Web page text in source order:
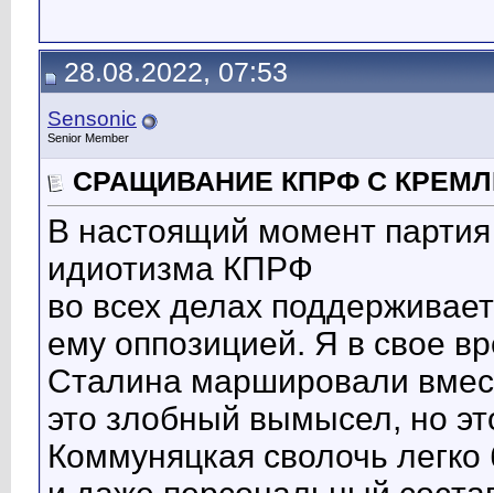
28.08.2022, 07:53
Sensonic
Senior Member
СРАЩИВАНИЕ КПРФ С
В настоящий момент партия
идиотизма КПРФ
во всех делах
ему оппозицией. Я в свое
Сталина маршировали
это злобный вымысел, но
Коммуняцкая сволочь